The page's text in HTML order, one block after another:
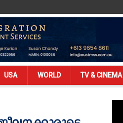
USA WORLD TV & CINEMA